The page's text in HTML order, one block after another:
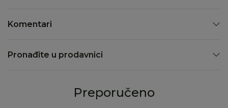
Komentari
Pronađite u prodavnici
Preporučeno